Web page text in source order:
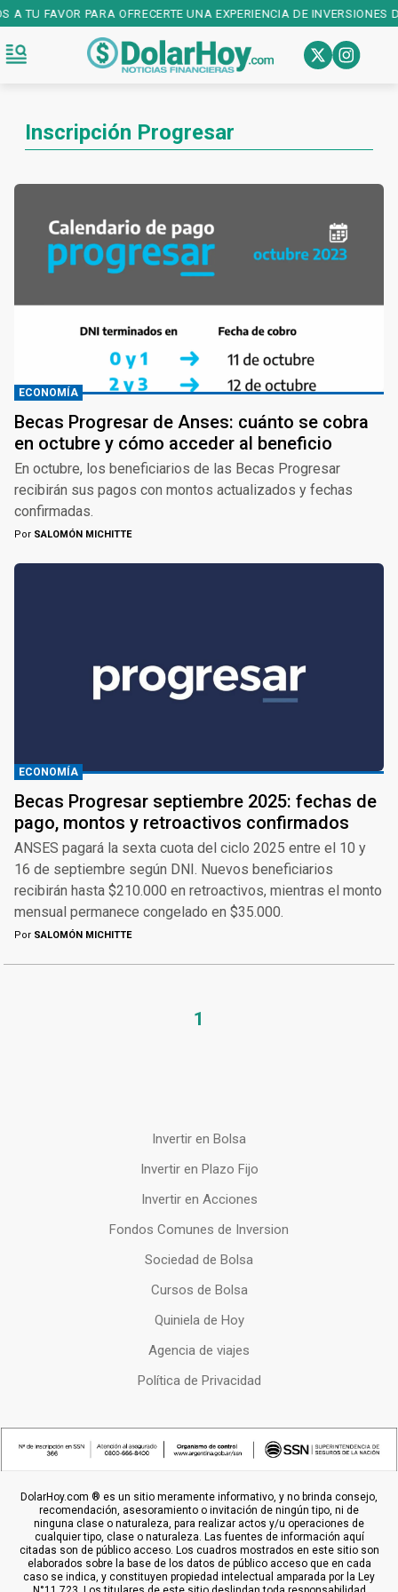
TU FAVOR PARA OFRECERTE UNA EXPERIENCIA DE INVERSIONES
Inscripción Progresar
ECONOMÍA
Becas Progresar de Anses: cuánto se cobra
en octubre y cómo acceder al beneficio
En octubre, los beneficiarios de las Becas Progresar
recibirán sus pagos con montos actualizados y fechas
confirmadas.
Por SALOMÓN MICHITTE
ECONOMÍA
Becas Progresar septiembre 2025: fechas de
pago, montos y retroactivos confirmados
ANSES pagará la sexta cuota del ciclo 2025 entre el 10 y
16 de septiembre según DNI. Nuevos beneficiarios
recibirán hasta $210.000 en retroactivos, mientras el monto
mensual permanece congelado en $35.000.
Por SALOMÓN MICHITTE
1
Invertir en Bolsa
Invertir en Plazo Fijo
Invertir en Acciones
Fondos Comunes de Inversion
Sociedad de Bolsa
Cursos de Bolsa
Quiniela de Hoy
Agencia de viajes
Política de Privacidad
DolarHoy.com ® es un sitio meramente informativo, y no brinda consejo,
recomendación, asesoramiento o invitación de ningún tipo, ni de
ninguna clase o naturaleza, para realizar actos y/u operaciones de
cualquier tipo, clase o naturaleza. Las fuentes de información aquí
citadas son de público acceso. Los cuadros mostrados en este sitio son
elaborados sobre la base de los datos de público acceso que en cada
caso se indica, y constituyen propiedad intelectual amparada por la Ley